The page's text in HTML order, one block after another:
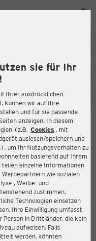
sie für Ihr
Ihrer ausdrücklichen
können wir auf Ihre
und für sie passende
anzeigen. In diesem
(z.B. Cookies , mit
auslesen/speichern und
um Ihr Nutzungsverhalten zu
basierend auf Ihrem
einzelne Informationen
wie sozialen
, Werbe- und
zustimmen.
Technologien einsetzen
Ihre Einwilligung umfasst
Person in Drittländer, die kein
aufweisen. Falls
werden, könnten
FILIALE
138
AKTIONEN